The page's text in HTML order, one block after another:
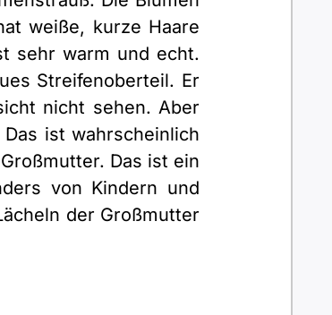
weiße, kurze Haare
sehr warm und echt.
Streifenoberteil. Er
nicht sehen. Aber
ist wahrscheinlich
Das ist ein
von Kindern und
der Großmutter